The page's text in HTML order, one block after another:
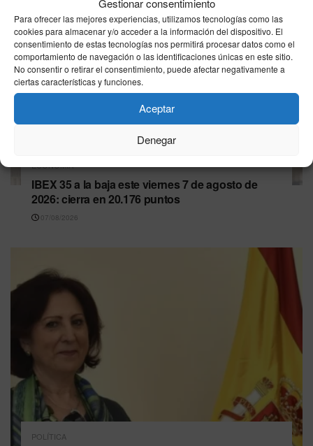
Para ofrecer las mejores experiencias, utilizamos tecnologías como las
cookies para almacenar y/o acceder a la información del dispositivo. El
consentimiento de estas tecnologías nos permitirá procesar datos como el
comportamiento de navegación o las identificaciones únicas en este sitio.
No consentir o retirar el consentimiento, puede afectar negativamente a
ciertas características y funciones.
Aceptar
Denegar
ECONOMÍA
IBEX 35 a la baja este viernes 7 de agosto de
2026: cierra en 20.176 puntos
07/08/2026
POLÍTICA